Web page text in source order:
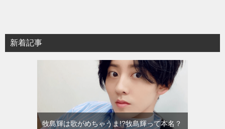
新着記事
牧島輝は歌がめちゃうま!?牧島輝って本名？